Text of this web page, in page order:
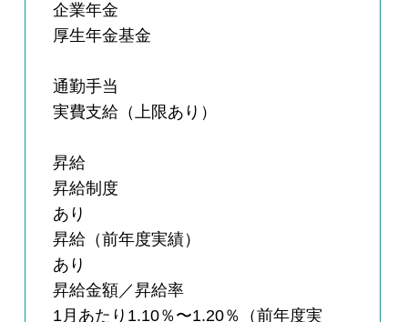
企業年金
厚生年金基金
通勤手当
実費支給（上限あり）
昇給
昇給制度
あり
昇給（前年度実績）
あり
昇給金額／昇給率
1月あたり1.10％〜1.20％（前年度実